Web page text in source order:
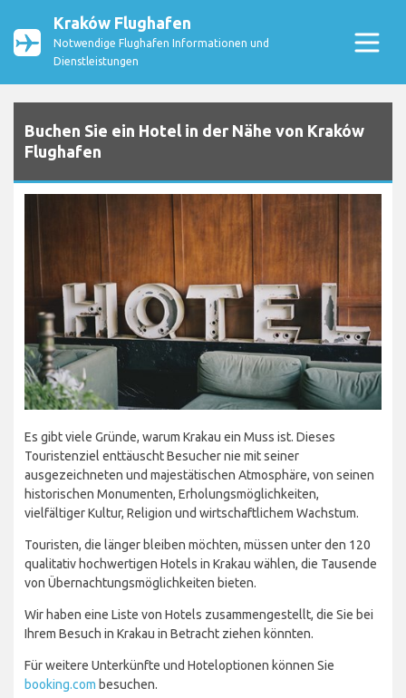
Kraków Flughafen
Notwendige Flughafen Informationen und
Dienstleistungen
Buchen Sie ein Hotel in der Nähe von Kraków
Flughafen
Es gibt viele Gründe, warum Krakau ein Muss ist. Dieses
Touristenziel enttäuscht Besucher nie mit seiner
ausgezeichneten und majestätischen Atmosphäre, von seinen
historischen Monumenten, Erholungsmöglichkeiten,
vielfältiger Kultur, Religion und wirtschaftlichem Wachstum.
Touristen, die länger bleiben möchten, müssen unter den 120
qualitativ hochwertigen Hotels in Krakau wählen, die Tausende
von Übernachtungsmöglichkeiten bieten.
Wir haben eine Liste von Hotels zusammengestellt, die Sie bei
Ihrem Besuch in Krakau in Betracht ziehen könnten.
Für weitere Unterkünfte und Hoteloptionen können Sie
booking.com besuchen.